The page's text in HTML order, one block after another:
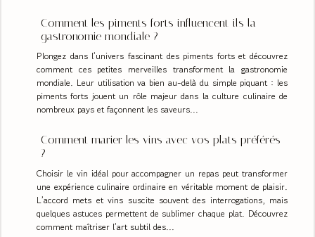
Comment les piments forts influencent-ils la
gastronomie mondiale ?
Plongez dans l’univers fascinant des piments forts et découvrez
comment ces petites merveilles transforment la gastronomie
mondiale. Leur utilisation va bien au-delà du simple piquant : les
piments forts jouent un rôle majeur dans la culture culinaire de
nombreux pays et façonnent les saveurs...
Comment marier les vins avec vos plats préférés
?
Choisir le vin idéal pour accompagner un repas peut transformer
une expérience culinaire ordinaire en véritable moment de plaisir.
L’accord mets et vins suscite souvent des interrogations, mais
quelques astuces permettent de sublimer chaque plat. Découvrez
comment maîtriser l’art subtil des...